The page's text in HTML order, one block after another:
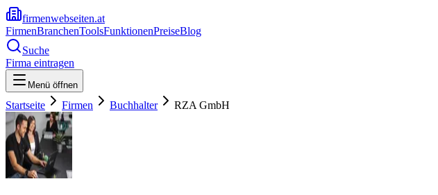
firmenwebseiten.at
FirmenBranchenToolsFunktionenPreiseBlog
Suche
Firma eintragen
Menü öffnen
Startseite Firmen Buchhalter RZA GmbH